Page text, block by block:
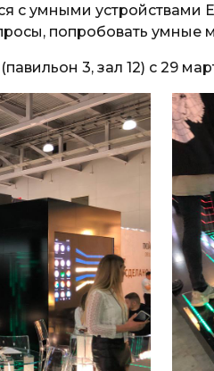
с умными устройствами
попробовать умные
3, зал 12) с 29